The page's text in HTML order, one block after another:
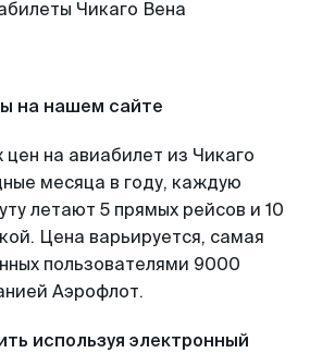
на нашем сайте
цен на авиабилет из Чикаго
месяца в году, каждую
летают 5 прямых рейсов и 10
Цена варьируется, самая
пользователями 9000
Аэрофлот.
используя электронный